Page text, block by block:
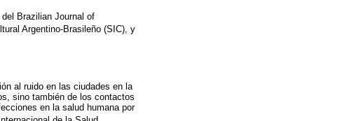
Brazilian Journal of
Argentino-Brasileño (SIC), y
al ruido en las ciudades en la
sino también de los contactos
en la salud humana por